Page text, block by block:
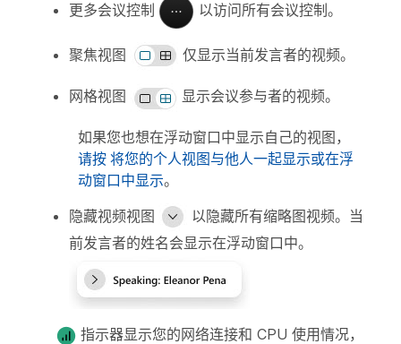
更多会议控制 以访问所有会议控制。
聚焦视图 仅显示当前发言者的视频。
网格视图 显示会议参与者的视频。
如果您也想在浮动窗口中显示自己的视图，
请按 将您的个人视图与他人一起显示或在浮
动窗口中显示。
隐藏视频视图
以隐藏所有缩略图视频。当
前发言者的姓名会显示在浮动窗口中。
指示器显示您的网络连接和 CPU 使用情况，